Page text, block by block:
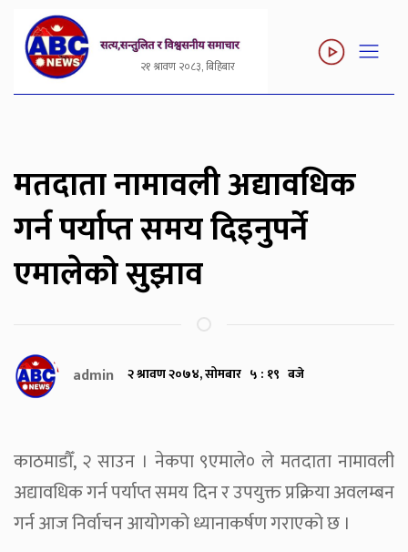
२१ श्रावण २०८३, बिहिबार
मतदाता नामावली अद्यावधिक
गर्न पर्याप्त समय दिइनुपर्ने
एमालेको सुझाव
admin २ श्रावण २०७४, सोमबार ५ : १९ बजे
काठमाडौँ, २ साउन । नेकपा ९एमाले० ले मतदाता नामावली
अद्यावधिक गर्न पर्याप्त समय दिन र उपयुक्त प्रक्रिया अवलम्बन
गर्न आज निर्वाचन आयोगको ध्यानाकर्षण गराएको छ ।